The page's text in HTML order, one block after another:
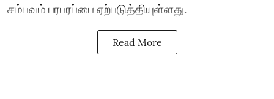
சம்பவம் பரபரப்பை ஏற்படுத்தியுள்ளது.
Read More